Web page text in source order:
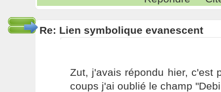
Re: Lien symbolique evanescent
Zut, j'avais répondu hier, c'est
coups j'ai oublié le champ